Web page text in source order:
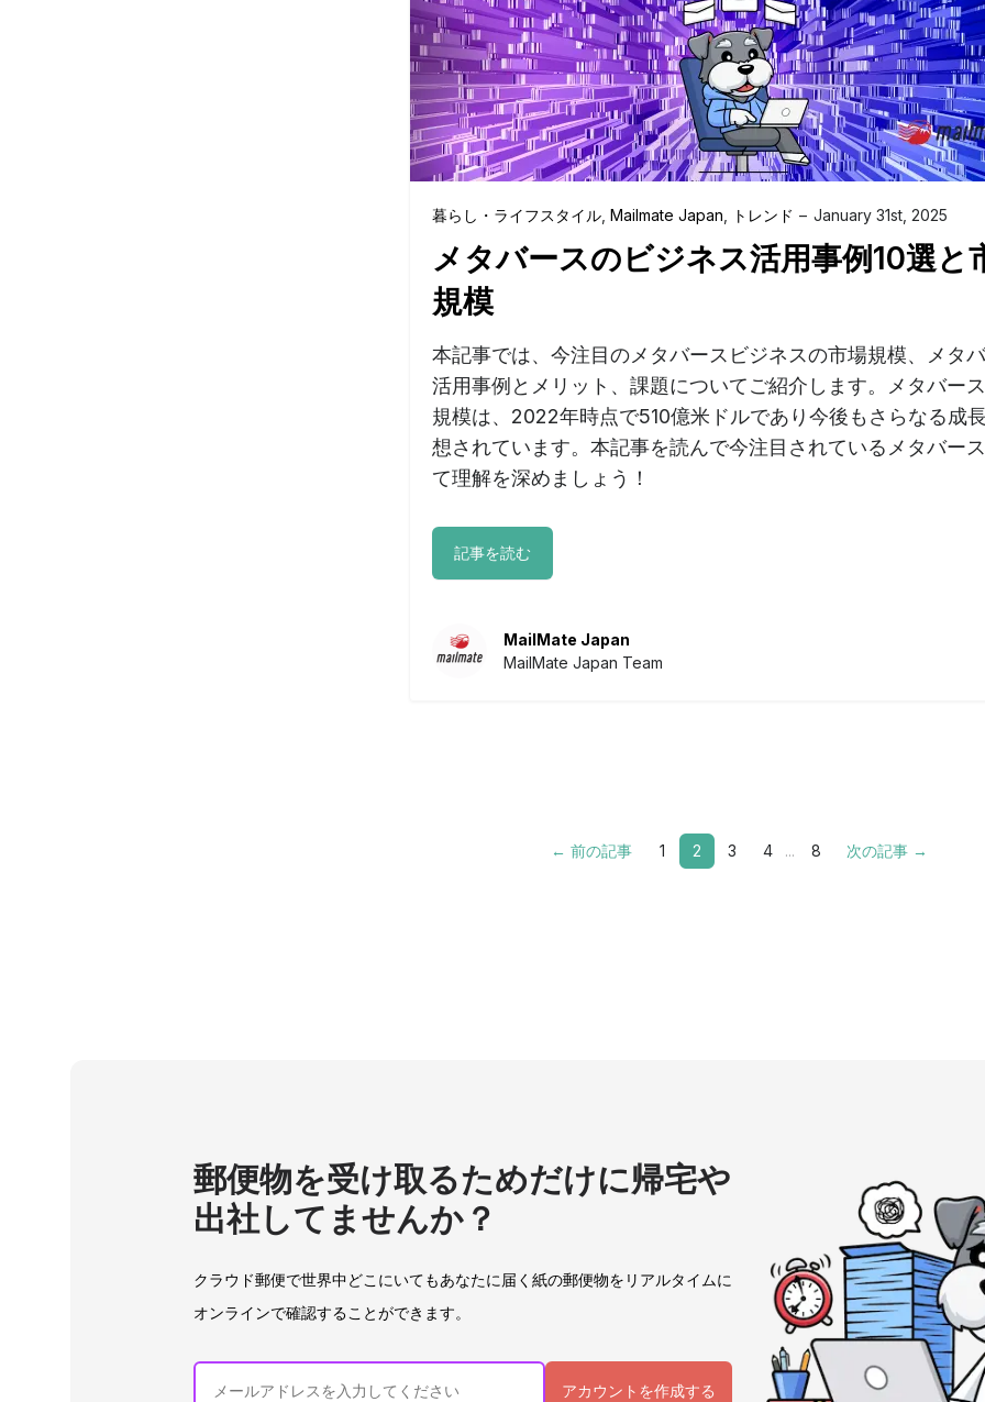
暮らし・ライフスタイル Mailmate Japan トレンド January 31st, 2025
メタバースのビジネス活用事例10選と
規模
本記事では、今注目のメタバースビジネスの市場規模、メタ
活用事例とメリット、課題についてご紹介します。メタバー
規模は、2022年時点で510億米ドルであり今後もさらなる成
想されています。本記事を読んで今注目されているメタバー
て理解を深めましょう！
記事を読む
MailMate Japan
MailMate Japan Team
← 前の記事 1 2 3 4 ... 8 次の記事 →
郵便物を受け取るためだけに帰宅や
出社してませんか？
クラウド郵便で世界中どこにいてもあなたに届く紙の郵便物をリアルタイムに
オンラインで確認することができます。
アカウントを作成する